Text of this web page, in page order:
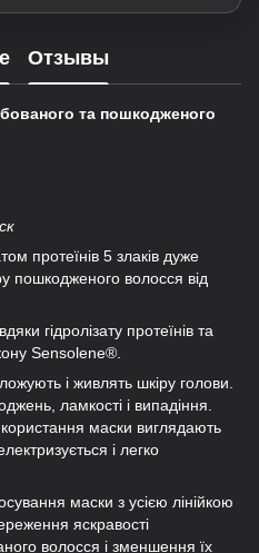
Отзывы
та пошкодженого
протеїнів 5 злаків дуже
пошкодженого волосся від
гідролізату протеїнів та
Sensolene®.
і живлять шкіру голови.
ламкості і випадіння.
маски виглядають
і легко
маски з усією лінійкою
яскравості
волосся і зменшення їх